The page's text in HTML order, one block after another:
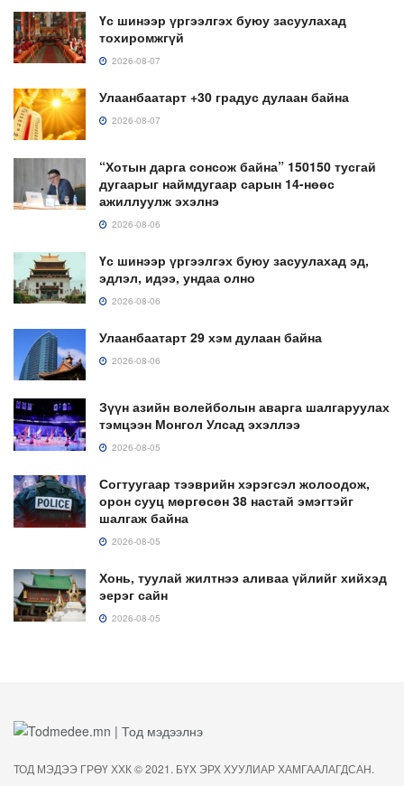
Үс шинээр үргээлгэх буюу засуулахад
тохиромжгүй
2026-08-07
Улаанбаатарт +30 градус дулаан байна
2026-08-07
“Хотын дарга сонсож байна” 150150 тусгай
дугаарыг наймдугаар сарын 14-нөөс
ажиллуулж эхэлнэ
2026-08-06
Үс шинээр үргээлгэх буюу засуулахад эд,
эдлэл, идээ, ундаа олно
2026-08-06
Улаанбаатарт 29 хэм дулаан байна
2026-08-06
Зүүн азийн волейболын аварга шалгаруулах
тэмцээн Монгол Улсад эхэллээ
2026-08-05
Согтуугаар тээврийн хэрэгсэл жолоодож,
орон сууц мөргөсөн 38 настай эмэгтэйг
шалгаж байна
2026-08-05
Хонь, туулай жилтнээ аливаа үйлийг хийхэд
эерэг сайн
2026-08-05
ТОД МЭДЭЭ ГРӨҮ ХХК © 2021. БҮХ ЭРХ ХУУЛИАР ХАМГААЛАГДСАН.